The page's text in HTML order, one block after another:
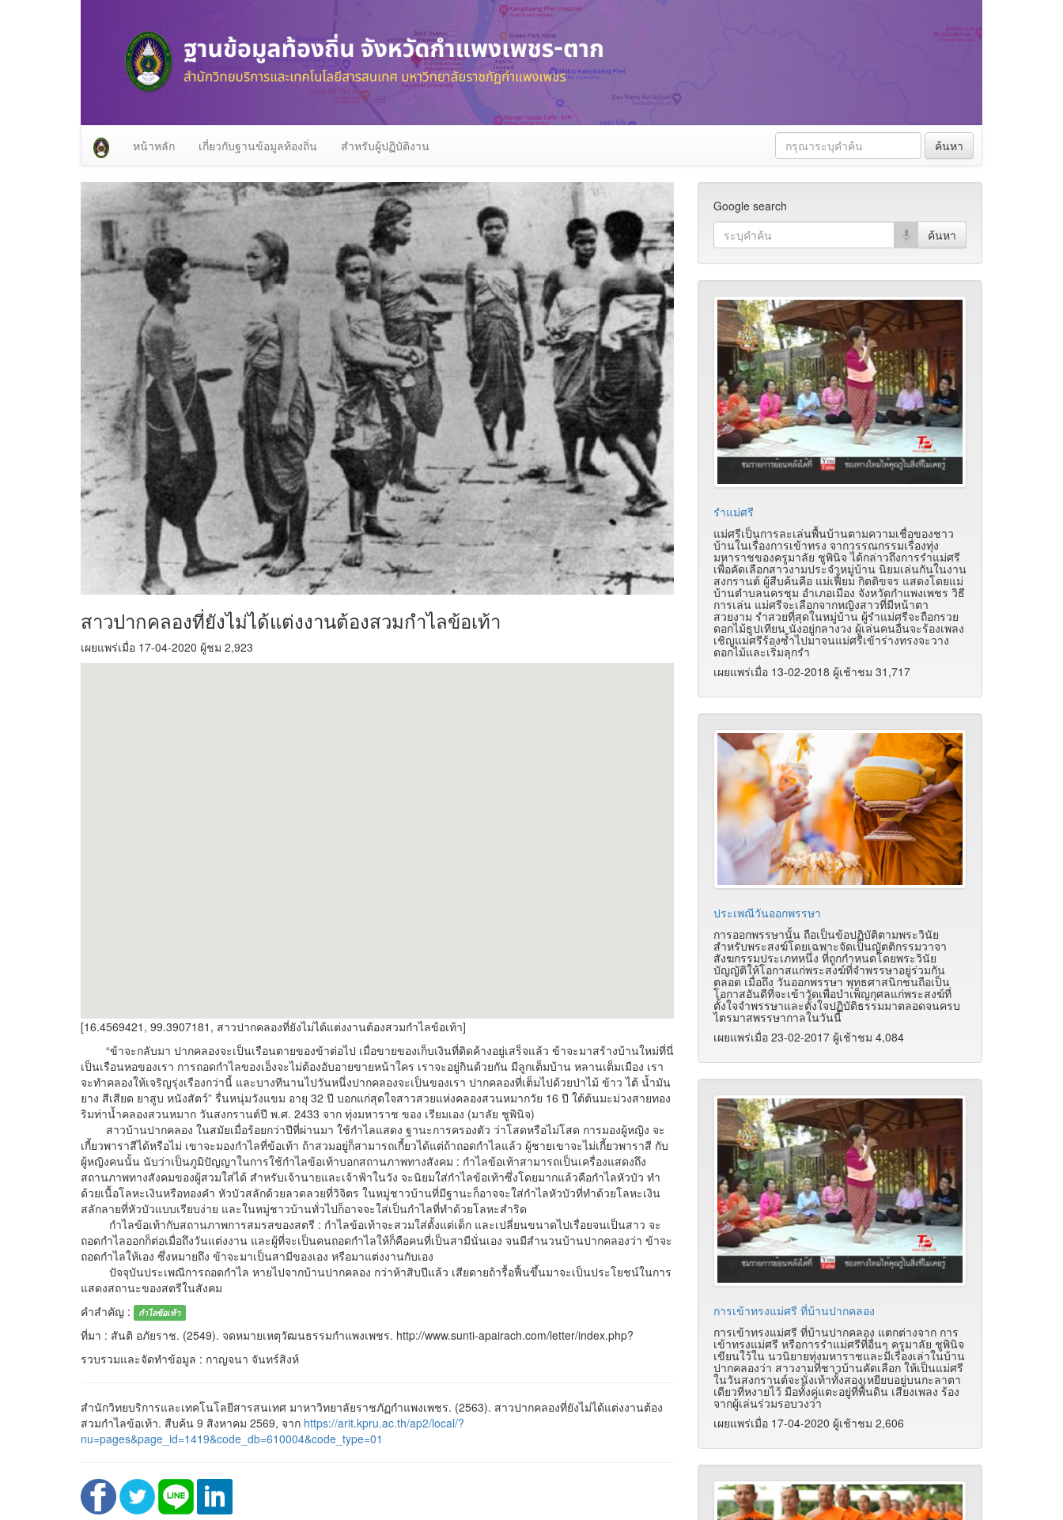
หน้าหลัก เกี่ยวกับฐานข้อมูลท้องถิ่น สำหรับผู้ปฏิบัติงาน ค้นหา
สาวปากคลองที่ยังไม่ได้แต่งงานต้องสวมกำไลข้อเท้า
เผยแพร่เมื่อ 17-04-2020 ผู้ชม 2,923
[16.4569421, 99.3907181, สาวปากคลองที่ยังไม่ได้แต่งงานต้องสวมกำไลข้อเท้า]
“ข้าจะกลับมา ปากคลองจะเป็นเรือนตายของข้าต่อไป เมื่อขายของเก็บเงินที่ติดค้างอยู่เสร็จแล้ว ข้าจะมาสร้างบ้านใหม่ที่นี่
เป็นเรือนหอของเรา การถอดกำไลของเอ็งจะไม่ต้องอับอายขายหน้าใคร เราจะอยู่กินด้วยกัน มีลูกเต็มบ้าน หลานเต็มเมือง เรา
จะทำคลองให้เจริญรุ่งเรืองกว่านี้ และบางทีนานไปวันหนึ่งปากคลองจะเป็นของเรา ปากคลองที่เต็มไปด้วยป่าไม้ ข้าว ไต้ น้ำมัน
ยาง สีเสียด ยาสูบ หนังสัตว์” รื่นหนุ่มวังแขม อายุ 32 ปี บอกแก่สุดใจสาวสวยแห่งคลองสวนหมากวัย 16 ปี ใต้ต้นมะม่วงสายทอง
ริมท่าน้ำคลองสวนหมาก วันสงกรานต์ปี พ.ศ. 2433 จาก ทุ่งมหาราช ของ เรียมเอง (มาลัย ชูพินิจ)
สาวบ้านปากคลอง ในสมัยเมื่อร้อยกว่าปีที่ผ่านมา ใช้กำไลแสดง ฐานะการครองตัว ว่าโสดหรือไม่โสด การมองผู้หญิง จะ
เกี้ยวพาราสีได้หรือไม่ เขาจะมองกำไลที่ข้อเท้า ถ้าสวมอยู่ก็สามารถเกี้ยวได้แต่ถ้าถอดกำไลแล้ว ผู้ชายเขาจะไม่เกี้ยวพาราสี กับ
ผู้หญิงคนนั้น นับว่าเป็นภูมิปัญญาในการใช้กำไลข้อเท้าบอกสถานภาพทางสังคม : กำไลข้อเท้าสามารถเป็นเครื่องแสดงถึง
สถานภาพทางสังคมของผู้สวมใส่ได้ สำหรับเจ้านายและเจ้าฟ้าในวัง จะนิยมใส่กำไลข้อเท้าซึ่งโดยมากแล้วคือกำไลหัวบัว ทำ
ด้วยเนื้อโลหะเงินหรือทองคำ หัวบัวสลักด้วยลวดลวยที่วิจิตร ในหมู่ชาวบ้านที่มีฐานะก็อาจจะใส่กำไลหัวบัวที่ทำด้วยโลหะเงิน
สลักลายที่หัวบัวแบบเรียบง่าย และในหมู่ชาวบ้านทั่วไปก็อาจจะใส่เป็นกำไลที่ทำด้วยโลหะสำริด
กำไลข้อเท้ากับสถานภาพการสมรสของสตรี : กำไลข้อเท้าจะสวมใส่ตั้งแต่เด็ก และเปลี่ยนขนาดไปเรื่อยจนเป็นสาว จะ
ถอดกำไลออกก็ต่อเมื่อถึงวันแต่งงาน และผู้ที่จะเป็นคนถอดกำไลให้ก็คือคนที่เป็นสามีนั่นเอง จนมีสำนวนบ้านปากคลองว่า ข้าจะ
ถอดกำไลให้เอง ซึ่งหมายถึง ข้าจะมาเป็นสามีของเอง หรือมาแต่งงานกับเอง
ปัจจุบันประเพณีการถอดกำไล หายไปจากบ้านปากคลอง กว่าห้าสิบปีแล้ว เสียดายถ้ารื้อฟื้นขึ้นมาจะเป็นประโยชน์ในการ
แสดงสถานะของสตรีในสังคม
คำสำคัญ :
กำไลข้อเท้า
ที่มา : สันติ อภัยราช. (2549). จดหมายเหตุวัฒนธรรมกำแพงเพชร. http://www.sunti-apairach.com/letter/index.php?
รวบรวมและจัดทำข้อมูล : กาญจนา จันทร์สิงห์
สำนักวิทยบริการและเทคโนโลยีสารสนเทศ มาหาวิทยาลัยราชภัฏกำแพงเพชร. (2563). สาวปากคลองที่ยังไม่ได้แต่งงานต้อง
สวมกำไลข้อเท้า. สืบค้น 9 สิงหาคม 2569, จาก https://arit.kpru.ac.th/ap2/local/?
nu=pages&page_id=1419&code_db=610004&code_type=01
Google search
รำแม่ศรี
แม่ศรีเป็นการละเล่นพื้นบ้านตามความเชื่อของชาว
บ้านในเรื่องการเข้าทรง จากวรรณกรรมเรื่องทุ่ง
มหาราชของครูมาลัย ชูพินิจ ได้กล่าวถึงการรำแม่ศรี
เพื่อคัดเลือกสาวงามประจำหมู่บ้าน นิยมเล่นกันในงาน
สงกรานต์ ผู้สืบค้นคือ แม่เฟี้ยม กิตติขจร แสดงโดยแม่
บ้านตำบลนครชุม อำเภอเมือง จังหวัดกำแพงเพชร วิธี
การเล่น แม่ศรีจะเลือกจากหญิงสาวที่มีหน้าตา
สวยงาม รำสวยที่สุดในหมู่บ้าน ผู้รำแม่ศรีจะถือกรวย
ดอกไม้ธูปเทียน นั่งอยู่กลางวง ผู้เล่นคนอื่นจะร้องเพลง
เชิญแม่ศรีร้องซ้ำไปมาจนแม่ศรีเข้าร่างทรงจะวาง
ดอกไม้และเริ่มลุกรำ
เผยแพร่เมื่อ 13-02-2018 ผู้เช้าชม 31,717
ประเพณีวันออกพรรษา
การออกพรรษานั้น ถือเป็นข้อปฏิบัติตามพระวินัย
สำหรับพระสงฆ์โดยเฉพาะจัดเป็นญัตติกรรมวาจา
สังฆกรรมประเภทหนึ่ง ที่ถูกกำหนดโดยพระวินัย
บัญญัติให้โอกาสแก่พระสงฆ์ที่จำพรรษาอยู่ร่วมกัน
ตลอด เมื่อถึง วันออกพรรษา พุทธศาสนิกชนถือเป็น
โอกาสอันดีที่จะเข้าวัดเพื่อบำเพ็ญกุศลแก่พระสงฆ์ที่
ตั้งใจจำพรรษาและตั้งใจปฏิบัติธรรมมาตลอดจนครบ
ไตรมาสพรรษากาลในวันนี้
เผยแพร่เมื่อ 23-02-2017 ผู้เช้าชม 4,084
การเข้าทรงแม่ศรี ที่บ้านปากคลอง
การเข้าทรงแม่ศรี ที่บ้านปากคลอง แตกต่างจาก การ
เข้าทรงแม่ศรี หรือการรำแม่ศรีที่อื่นๆ ครูมาลัย ชูพินิจ
เขียนใว้ใน นวนิยายทุ่งมหาราชและมีเรื่องเล่าในบ้าน
ปากคลองว่า สาวงามที่ชาวบ้านคัดเลือก ให้เป็นแม่ศรี
ในวันสงกรานต์จะนั่งเท้าทั้งสองเหยียบอยู่บนกะลาตา
เดียวที่หงายไว้ มือทั้งคู่แตะอยู่ที่พื้นดิน เสียงเพลง ร้อง
จากผู้เล่นร่วมรอบวงว่า
เผยแพร่เมื่อ 17-04-2020 ผู้เช้าชม 2,606